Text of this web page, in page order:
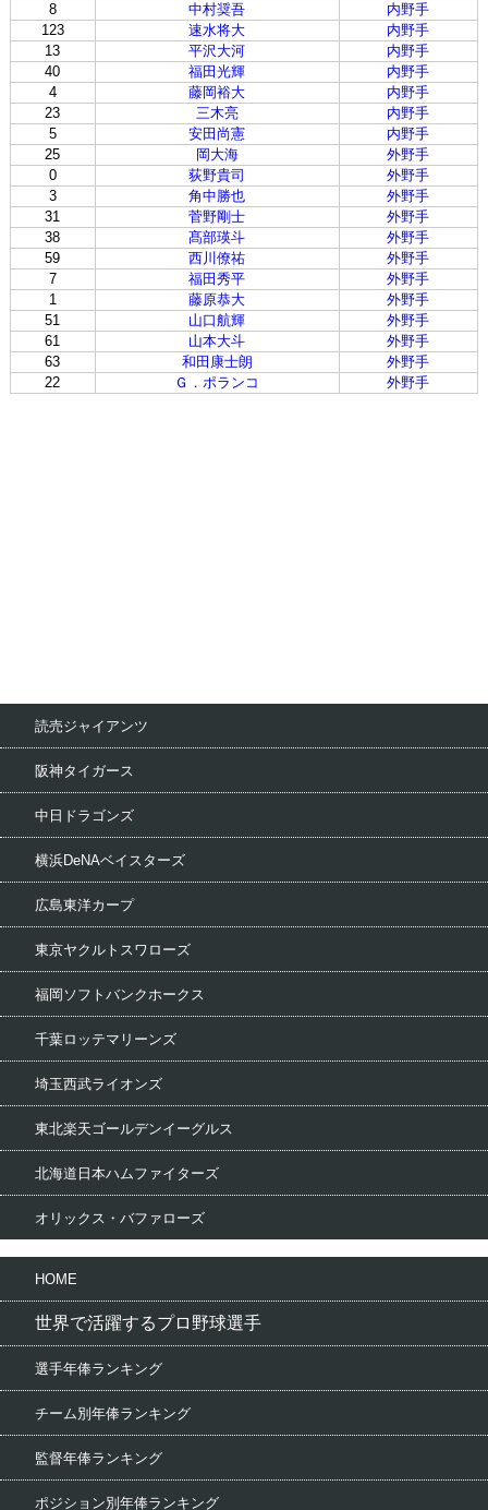
8
中村奨吾
内野手
123
速水将大
内野手
13
平沢大河
内野手
40
福田光輝
内野手
4
藤岡裕大
内野手
23
三木亮
内野手
5
安田尚憲
内野手
25
岡大海
外野手
0
荻野貴司
外野手
3
角中勝也
外野手
31
菅野剛士
外野手
38
髙部瑛斗
外野手
59
西川僚祐
外野手
7
福田秀平
外野手
1
藤原恭大
外野手
51
山口航輝
外野手
61
山本大斗
外野手
63
和田康士朗
外野手
22
Ｇ．ポランコ 外野手
読売ジャイアンツ
阪神タイガース
中日ドラゴンズ
横浜DeNAベイスターズ
広島東洋カープ
東京ヤクルトスワローズ
福岡ソフトバンクホークス
千葉ロッテマリーンズ
埼玉西武ライオンズ
東北楽天ゴールデンイーグルス
北海道日本ハムファイターズ
オリックス・バファローズ
HOME
世界で活躍するプロ野球選手
選手年俸ランキング
チーム別年俸ランキング
監督年俸ランキング
ポジション別年俸ランキング